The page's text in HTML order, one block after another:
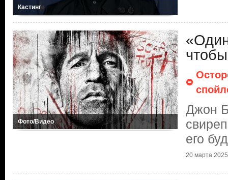
Кастинг
Фото/Видео
Джон
его
20 марта 2025